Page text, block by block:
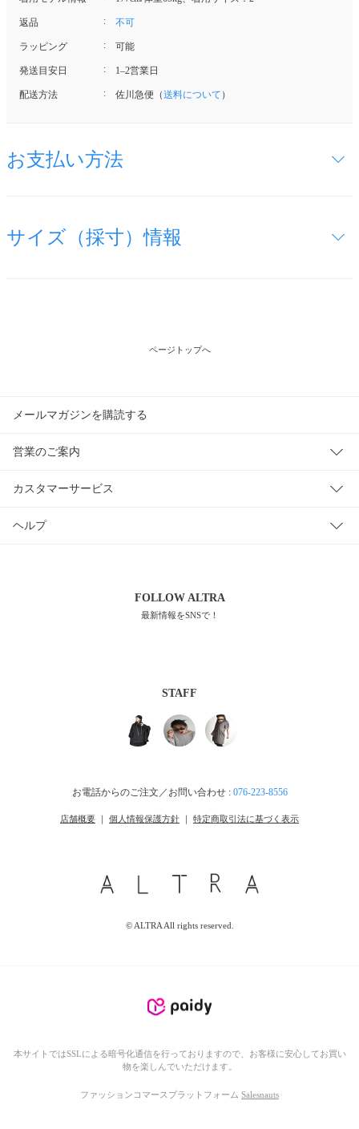
返品 不可
ラッピング 可能
発送目安日 1–2営業日
配送方法 佐川急便（送料について ）
お支払い方法
サイズ（採寸）情報
ページトップへ
メールマガジンを購読する
営業のご案内
カスタマーサービス
ヘルプ
FOLLOWALTRA
最新情報をSNSで！
STAFF
お電話からのご注文／お問い合わせ : 076-223-8556
店舗概要 ｜ 個人情報保護方針 ｜ 特定商取引法に基づく表示
© ALTRA All rights reserved.
本サイトではSSLによる暗号化通信を行っておりますので、お客様に安心してお買い
物を楽しんでいただけます。
ファッションコマースプラットフォーム Salesnauts